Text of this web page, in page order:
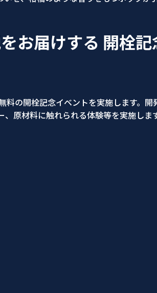
お届けする 開栓記
の開栓記念イベントを実施します。開
原材料に触れられる体験等を実施しま